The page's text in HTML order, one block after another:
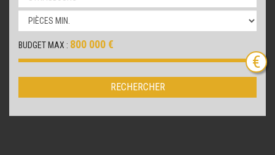
BUDGET MAX : 800 000 €
RECHERCHER